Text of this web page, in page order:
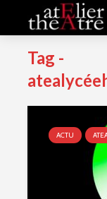
Tag -
ACTU